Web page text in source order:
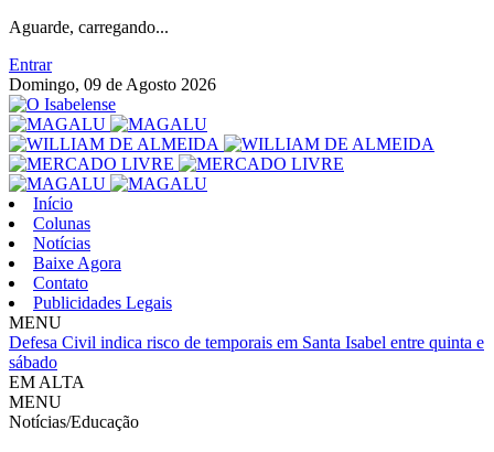
Aguarde, carregando...
Entrar
Domingo, 09 de Agosto 2026
Início
Colunas
Notícias
Baixe Agora
Contato
Publicidades Legais
MENU
Defesa Civil indica risco de temporais em Santa Isabel entre quinta e
sábado
EM ALTA
MENU
Notícias/Educação